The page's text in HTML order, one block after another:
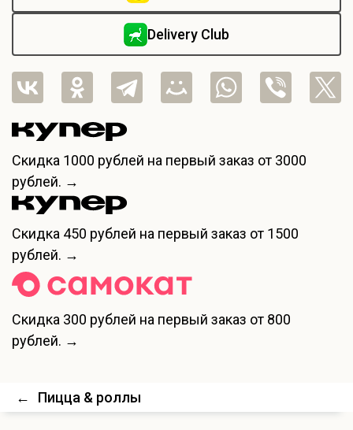
Delivery Club
Скидка 1000 рублей на первый заказ от 3000
рублей. →
Скидка 450 рублей на первый заказ от 1500
рублей. →
Скидка 300 рублей на первый заказ от 800
рублей. →
← Пицца & роллы